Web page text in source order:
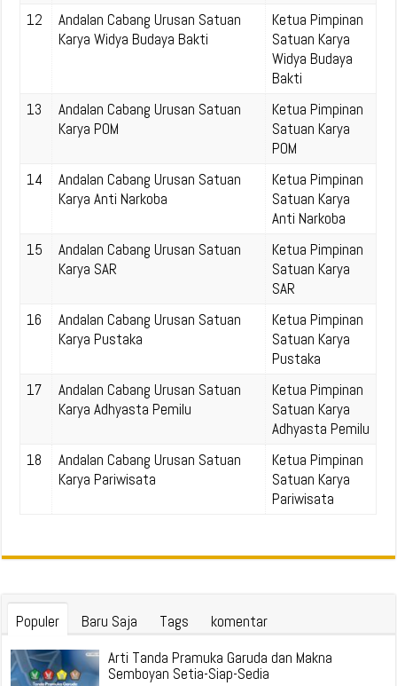
12
Andalan Cabang Urusan Satuan
Karya Widya Budaya Bakti
Ketua Pimpinan
Satuan Karya
Widya Budaya
Bakti
13
Andalan Cabang Urusan Satuan
Karya POM
Ketua Pimpinan
Satuan Karya
POM
14
Andalan Cabang Urusan Satuan
Karya Anti Narkoba
Ketua Pimpinan
Satuan Karya
Anti Narkoba
15
Andalan Cabang Urusan Satuan
Karya SAR
Ketua Pimpinan
Satuan Karya
SAR
16
Andalan Cabang Urusan Satuan
Karya Pustaka
Ketua Pimpinan
Satuan Karya
Pustaka
17
Andalan Cabang Urusan Satuan
Karya Adhyasta Pemilu
Ketua Pimpinan
Satuan Karya
Adhyasta Pemilu
18
Andalan Cabang Urusan Satuan
Karya Pariwisata
Ketua Pimpinan
Satuan Karya
Pariwisata
Populer Baru Saja Tags
komentar
Arti Tanda Pramuka Garuda dan Makna
Semboyan Setia-Siap-Sedia